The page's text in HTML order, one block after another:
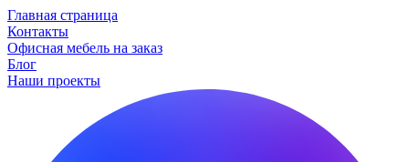
Главная страница
Контакты
Офисная мебель на заказ
Блог
Наши проекты